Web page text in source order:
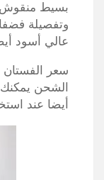
بسيط منقوش
وتفصيلة
عالي أسود
الشحن
أيضا عند